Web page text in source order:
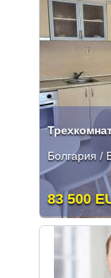
Болгария /
83 500